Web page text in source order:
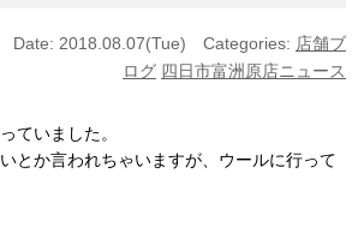
Date: 2018.08.07(Tue) Categories: 店舗ブ
ログ 四日市富洲原店ニュース
ていました。
とか言われちゃいますが、ウールに行って